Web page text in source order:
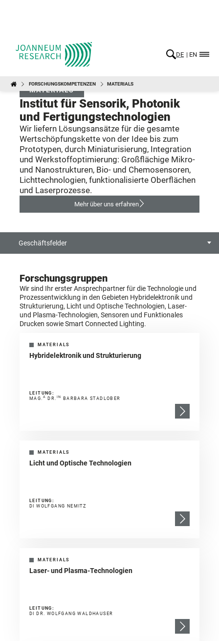
FORSCHUNGSKOMPETENZEN
MATERIALS
Institut für Sensorik, Photonik
und Fertigungstechnologien
Wir liefern Lösungsansätze für die gesamte
Wertschöpfungskette von der Idee bis zum
Prototypen, durch Miniaturisierung, Integration
und Werkstoffoptimierung: Großflächige Mikro-
und Nanostrukturen, Bio- und Chemosensoren,
Lichttechnologien, funktionalisierte Oberflächen
und Laserprozesse.
Mehr über uns erfahren
Geschäftsfelder
Forschungsgruppen
Wir sind Ihr erster Ansprechpartner für die Technologie und
Prozessentwicklung in den Gebieten Hybridelektronik und
Strukturierung, Licht und Optische Technologien, Laser-
und Plasma-Technologien, Sensoren und Funktionales
Drucken sowie Smart Connected Lighting.
MATERIALS
Hybridelektronik und Strukturierung
LEITUNG:
MAG.
A DR. IN BARBARA STADLOBER
MATERIALS
Licht und Optische Technologien
LEITUNG:
DI WOLFGANG NEMITZ
MATERIALS
Laser- und Plasma-Technologien
LEITUNG:
DI DR. WOLFGANG WALDHAUSER